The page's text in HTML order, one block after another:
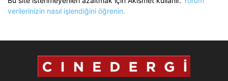
verilerinizin nasıl işlendiğini öğrenin.